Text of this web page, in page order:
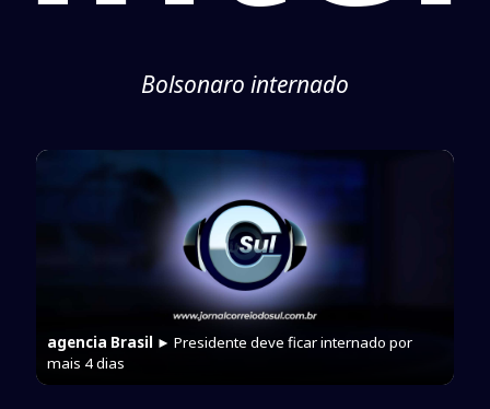
Bolsonaro internado
agencia Brasil ► Presidente deve ficar internado por
mais 4 dias